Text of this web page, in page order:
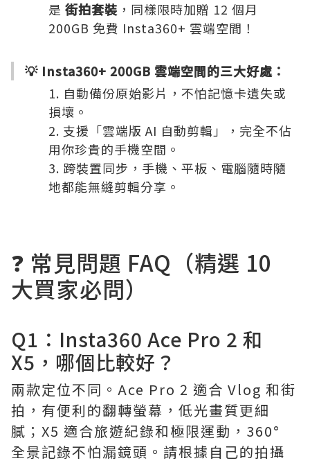
是 街拍套裝 ，同樣限時加贈 12 個月
200GB 免費 Insta360+ 雲端空間！
💡 Insta360+ 200GB 雲端空間的三大好處：
自動備份原始影片，不怕記憶卡遺失或
損壞。
支援「雲端版 AI 自動剪輯」，完全不佔
用你珍貴的手機空間。
跨裝置同步，手機、平板、電腦隨時隨
地都能無縫剪輯分享。
❓ 常見問題 FAQ（精選 10
大買家必問）
Q1：Insta360 Ace Pro 2 和
X5，哪個比較好？
兩款定位不同。Ace Pro 2 適合 Vlog 和街
拍，有便利的翻轉螢幕，低光畫質更細
膩；X5 適合旅遊紀錄和極限運動，360°
全景記錄不怕漏鏡頭。請根據自己的拍攝